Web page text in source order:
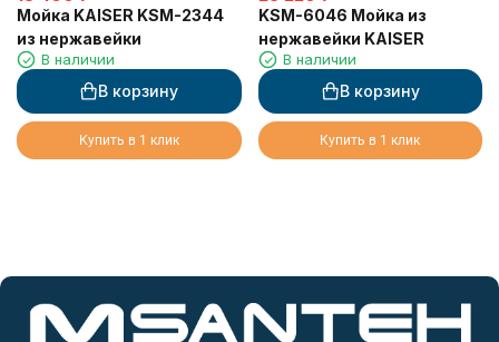
Мойка KAISER KSM-2344
из нержавейки
В наличии
В корзину
Купить в 1 клик
KSM-6046 Мойка из
нержавейки KAISER
В наличии
В корзину
Купить в 1 клик